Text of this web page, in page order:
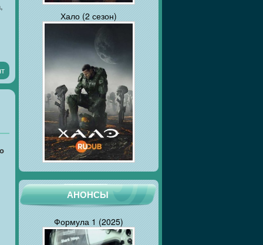
Хало (2 сезон)
АНОНСЫ
Формула 1 (2025)